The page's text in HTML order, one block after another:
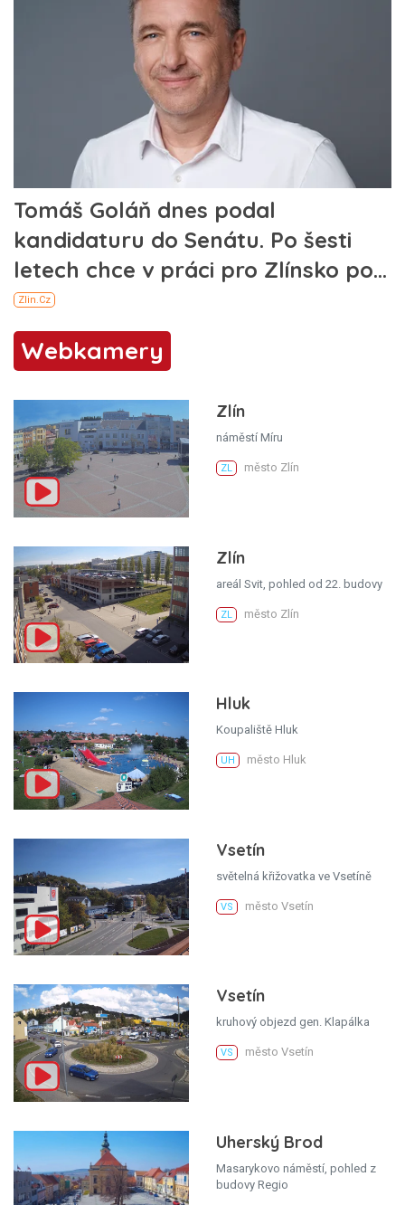
Webkamery
Zlín
náměstí Míru
ZL město Zlín
Zlín
areál Svit, pohled od 22. budovy
ZL město Zlín
Hluk
Koupaliště Hluk
UH město Hluk
Vsetín
světelná křižovatka ve Vsetíně
VS město Vsetín
Vsetín
kruhový objezd gen. Klapálka
VS město Vsetín
Uherský Brod
Masarykovo náměstí, pohled z
budovy Regio